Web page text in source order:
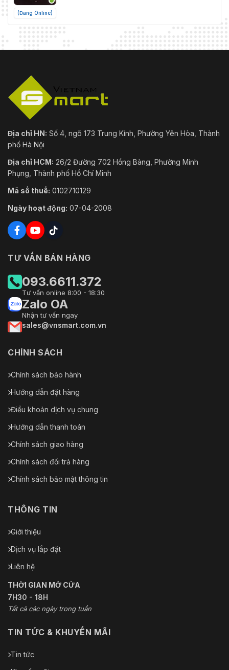
(Đang Online)
Địa chỉ HN: Số 4, ngõ 173 Trung Kính, Phường Yên Hòa, Thành
phố Hà Nội
Địa chỉ HCM: 26/2 Đường 702 Hồng Bàng, Phường Minh
Phụng, Thành phố Hồ Chí Minh
Mã số thuế: 0102710129
Ngày hoạt động: 07-04-2008
TƯ VẤN BÁN HÀNG
093.6611.372
Tư vấn online 8:00 - 18:30
Zalo OA
Nhận tư vấn ngay
sales@vnsmart.com.vn
CHÍNH SÁCH
Chính sách bảo hành
Hướng dẫn đặt hàng
Điều khoản dịch vụ chung
Hướng dẫn thanh toán
Chính sách giao hàng
Chính sách đổi trả hàng
Chính sách bảo mật thông tin
THÔNG TIN
Giới thiệu
Dịch vụ lắp đặt
Liên hệ
THỜI GIAN MỞ CỬA
7H30 - 18H
Tất cả các ngày trong tuần
TIN TỨC & KHUYẾN MÃI
Tin tức